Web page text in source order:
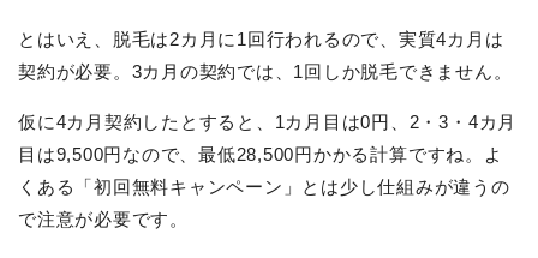
とはいえ、脱毛は2カ月に1回行われるので、実質4カ月は
契約が必要。3カ月の契約では、1回しか脱毛できません。
仮に4カ月契約したとすると、1カ月目は0円、2・3・4カ月
目は9,500円なので、最低28,500円かかる計算ですね。よ
くある「初回無料キャンペーン」とは少し仕組みが違うの
で注意が必要です。